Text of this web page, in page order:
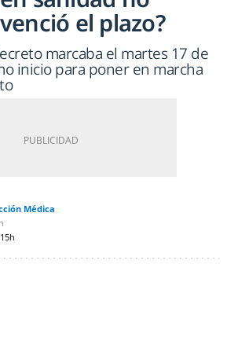
el plazo?
marcaba el martes 17 de
inicio para poner en marcha
Médica